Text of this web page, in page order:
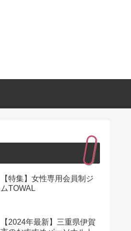
【特集】女性専用会員制ジ
ムTOWAL
【2024年最新】三重県伊賀